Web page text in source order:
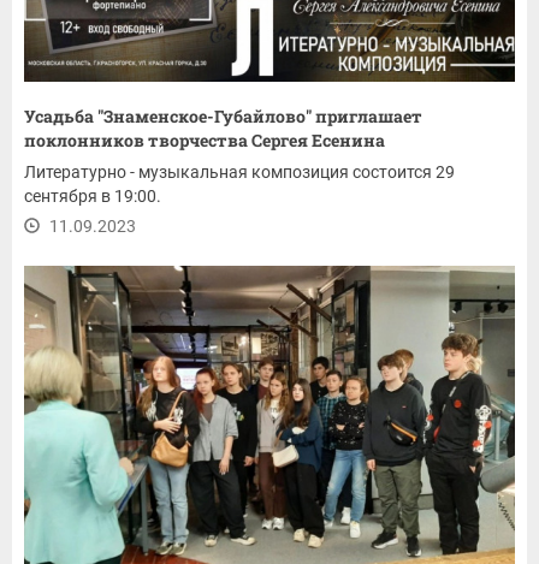
Усадьба "Знаменское-Губайлово" приглашает
поклонников творчества Сергея Есенина
Литературно - музыкальная композиция состоится 29
сентября в 19:00.
11.09.2023